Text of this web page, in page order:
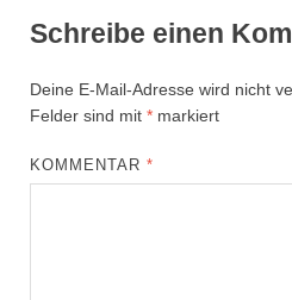
Schreibe einen
Deine E-Mail-Adresse wird nicht
Felder sind mit * markiert
KOMMENTAR*